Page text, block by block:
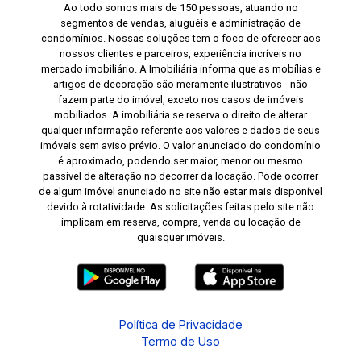
completo, equipado com churrasqueira, cozinha
e mesas, ideal para confraternizações,
aniversários e momentos especiais com
familiares e amigos. Localização estratégica:
Morar no Centro é ter tudo ao seu alcance. O
imóvel está próximo às principais universidades
da cidade, supermercados, farmácias,
restaurantes, bancos, academias, transporte
público e uma ampla variedade de serviços e
comércios, proporcionando mais praticidade e
qualidade de vida. Uma oportunidade para quem
valoriza espaço e comodidade. Apartamentos
excelente distribuição dos ambientes são cada
vez mais raros. Este imóvel reúne tudo o que
praticidade e qualidade de vida em uma das
regiões mais desejadas da cidade. Agende sua
Ao todo somos mais de 150 pessoas, atuando no
segmentos de vendas, aluguéis e administração de
condomínios. Nossas soluções tem o foco de oferecer aos
nossos clientes e parceiros, experiência incríveis no
mercado imobiliário. A Imobiliária informa que as mobílias e
artigos de decoração são meramente ilustrativos - não
fazem parte do imóvel, exceto nos casos de imóveis
mobiliados. A imobiliária se reserva o direito de alterar
qualquer informação referente aos valores e dados de seus
imóveis sem aviso prévio. O valor anunciado do condomínio
é aproximado, podendo ser maior, menor ou mesmo
passível de alteração no decorrer da locação. Pode ocorrer
de algum imóvel anunciado no site não estar mais disponível
devido à rotatividade. As solicitações feitas pelo site não
implicam em reserva, compra, venda ou locação de
quaisquer imóveis.
Política de Privacidade
Termo de Uso